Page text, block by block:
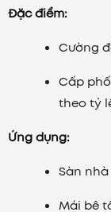
Đặc điểm:
Cường
Cấp
theo tỷ
Ứng dụng:
Sàn
Mái bê